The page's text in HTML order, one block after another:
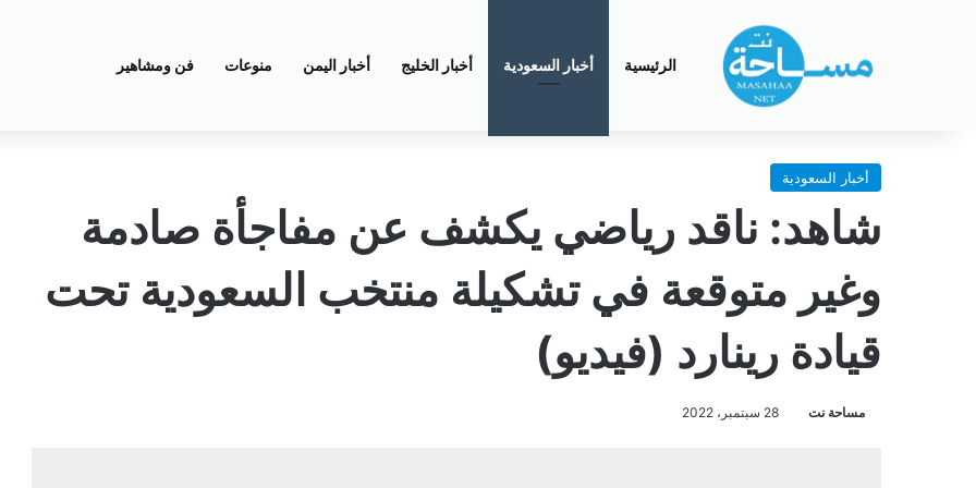
الرئيسية أخبار السعودية أخبار الخليج أخبار اليمن منوعات فن ومشاهير
أخبار السعودية
شاهد: ناقد رياضي يكشف عن مفاجأة صادمة
وغير متوقعة في تشكيلة منتخب السعودية تحت
قيادة رينارد (فيديو)
مساحة نت 28 سبتمبر، 2022